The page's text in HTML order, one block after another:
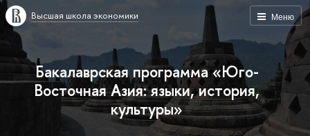
Меню
Высшая школа экономики
Бакалаврская программа «Юго-
Восточная Азия: языки, история,
культуры»